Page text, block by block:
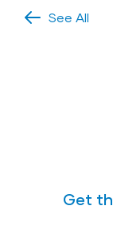
See All
Get